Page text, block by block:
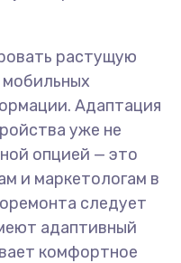
растущую
Адаптация
уже не
опцией — это
и маркетологам в
следует
адаптивный
комфортное